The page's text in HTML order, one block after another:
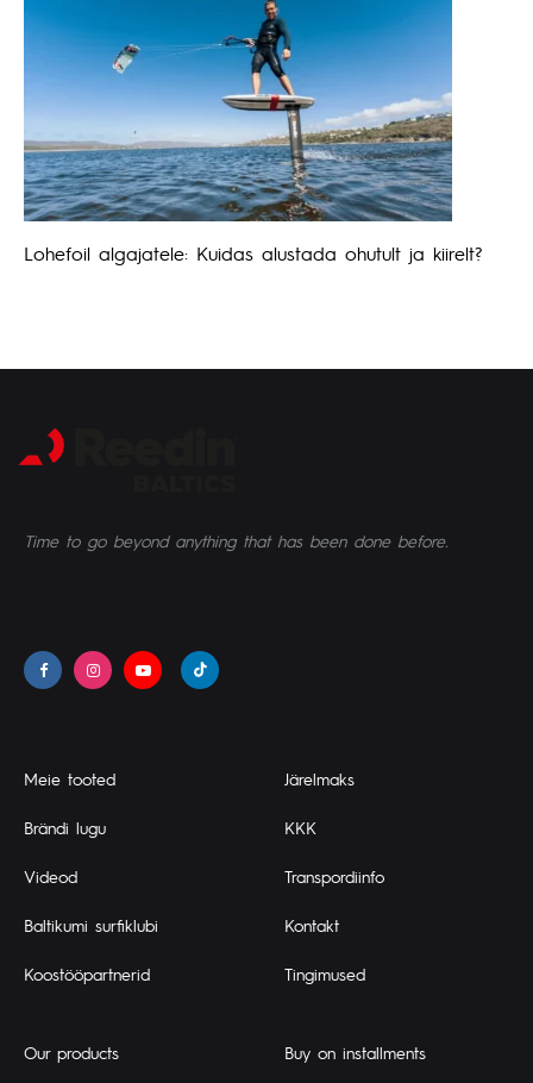
Lohefoil algajatele: Kuidas alustada ohutult ja kiirelt?
Time to go beyond anything that has been done before.
Meie tooted
Brändi lugu
Videod
Baltikumi surfiklubi
Koostööpartnerid
Our products
Järelmaks
KKK
Transpordiinfo
Kontakt
Tingimused
Buy on installments